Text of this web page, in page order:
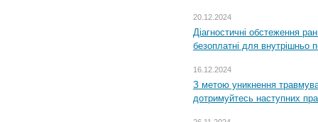
20.12.2024
Діагностичні обстеження
безоплатні для внутрішньо
16.12.2024
З метою уникнення
дотримуйтесь наступних